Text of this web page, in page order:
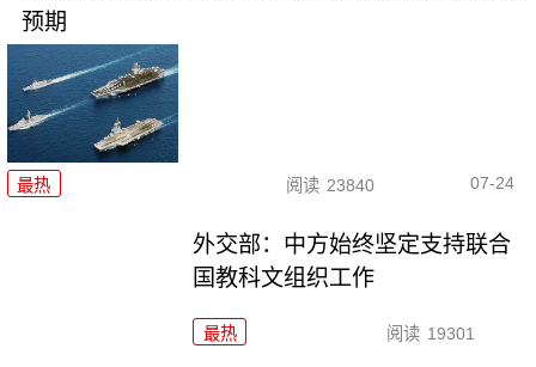
预期
最热 阅读 23840 07-24
外交部：中方始终坚定支持联合
国教科文组织工作
最热 阅读 19301